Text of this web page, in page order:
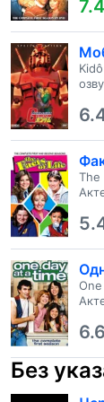
7.4
The
6.6
Без